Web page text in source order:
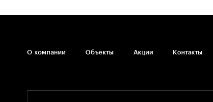
О компании Объекты Акции Контакты